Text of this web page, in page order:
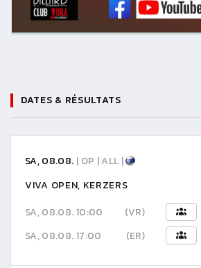
DATES & RÉSULTATS
SA, 08.08. | OP | ALL |
VIVA OPEN, KERZERS
SA, 08.08. 10:00
(VR)
SA, 08.08. 17:00
(ER)